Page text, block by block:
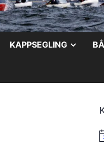
KAPPSEGLING VISA